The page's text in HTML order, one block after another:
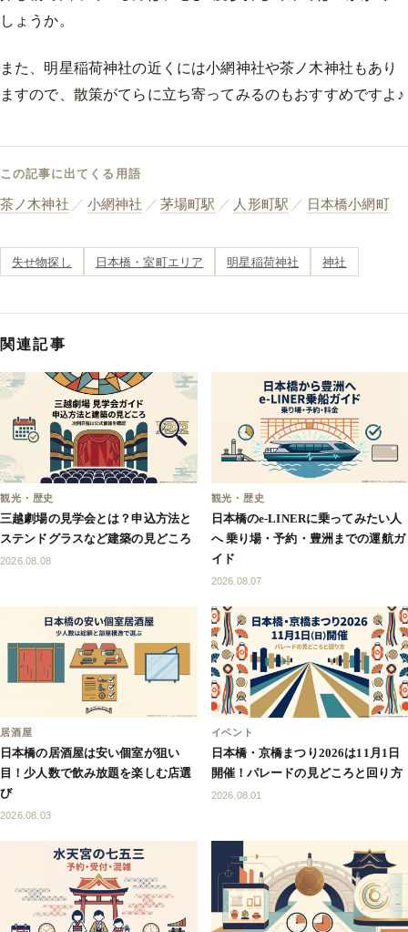
しょうか。
また、明星稲荷神社の近くには小網神社や茶ノ木神社もあり
ますので、散策がてらに立ち寄ってみるのもおすすめですよ♪
この記事に出てくる用語
茶ノ木神社 ／ 小網神社 ／ 茅場町駅 ／ 人形町駅 ／ 日本橋小網町
失せ物探し 日本橋・室町エリア 明星稲荷神社 神社
関連記事
観光・歴史
三越劇場の見学会とは？申込方法と
ステンドグラスなど建築の見どころ
2026.08.08
観光・歴史
日本橋のe-LINERに乗ってみたい人
へ 乗り場・予約・豊洲までの運航ガ
イド
2026.08.07
居酒屋
日本橋の居酒屋は安い個室が狙い
目！少人数で飲み放題を楽しむ店選
び
2026.08.03
イベント
日本橋・京橋まつり2026は11月1日
開催！パレードの見どころと回り方
2026.08.01